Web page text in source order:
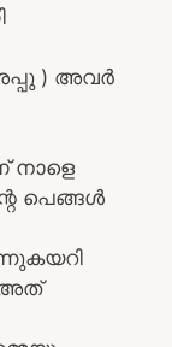
) അവർ
നാളെ
പെങ്ങൾ
അത്